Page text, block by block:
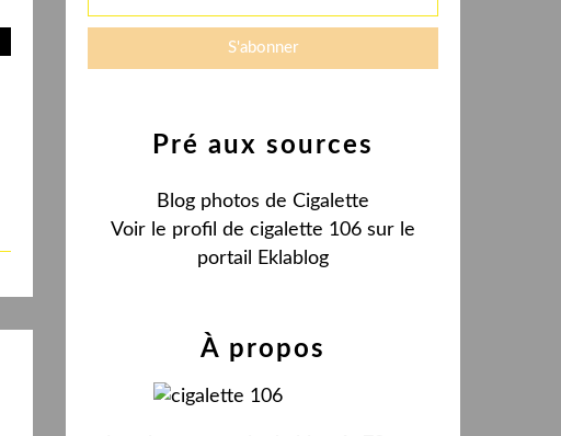
Pré aux sources
Blog photos de Cigalette
Voir le profil de cigalette 106 sur le
portail Eklablog
À propos